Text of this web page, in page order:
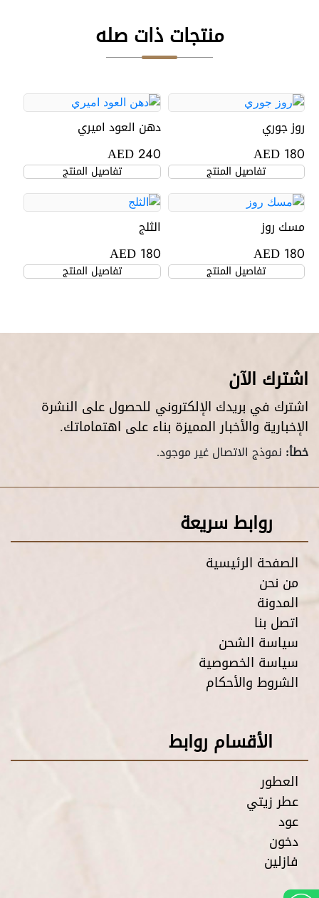
منتجات ذات صله
روز جوري
AED 180
تفاصيل المنتج
دهن العود اميري
AED 240
تفاصيل المنتج
مسك روز
AED 180
تفاصيل المنتج
الثلج
AED 180
تفاصيل المنتج
اشترك الآن
اشترك في بريدك الإلكتروني للحصول على النشرة
الإخبارية والأخبار المميزة بناء على اهتماماتك.
خطأ: نموذج الاتصال غير موجود.
روابط سريعة
الصفحة الرئيسية
من نحن
المدونة
اتصل بنا
سياسة الشحن
سياسة الخصوصية
الشروط والأحكام
الأقسام روابط
العطور
عطر زيتي
عود
دخون
فازلين